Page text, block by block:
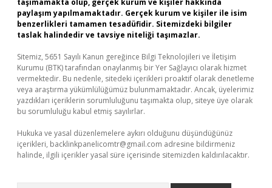
taşımamakta olup, gerçek kurum ve kişiler hakkında
paylaşım yapılmamaktadır. Gerçek kurum ve kişiler ile isim
benzerlikleri tamamen tesadüfidir. Sitemizdeki bilgiler
taslak halindedir ve tavsiye niteliği taşımazlar.
Sitemiz, 5651 Sayılı Kanun gereğince Bilgi Teknolojileri ve İletişim
Kurumu (BTK) tarafından onaylanmış bir Yer Sağlayıcı olarak hizmet
vermektedir. Bu nedenle, sitedeki içerikleri proaktif olarak denetleme
veya araştırma yükümlülüğümüz bulunmamaktadır. Ancak, üyelerimiz
yazdıkları içeriklerin sorumluluğunu taşımakta olup, siteye üye olarak
bu sorumluluğu kabul etmiş sayılırlar.
Hukuka ve yasal düzenlemelere aykırı olduğunu düşündüğünüz
içerikleri, backlinkpanelicomtr@gmail.com adresine bildirmeniz
halinde, ilgili içerikler yasal süre içerisinde sitemizden kaldırılacaktır.